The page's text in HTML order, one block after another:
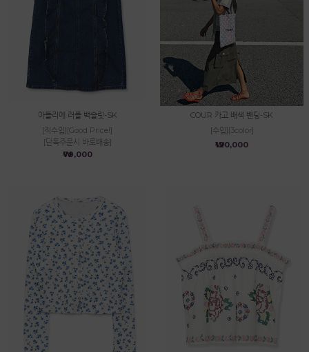
아뜰리에 러플 백슬릿-SK
[직수입][Good Price!]
[단독주문시 바로배송]
₩79,000
COUR 카고 배색 밴딩-SK
[수입][3color]
₩120,000